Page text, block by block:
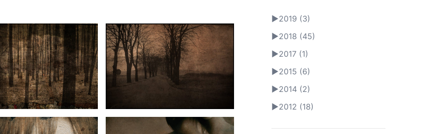
►2019 (3)
►2018 (45)
►2017 (1)
►2015 (6)
►2014 (2)
►2012 (18)